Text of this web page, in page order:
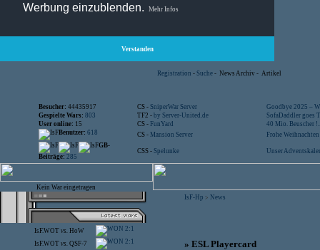
Werbung einzublenden.
Mehr Infos
Verstanden
Registration - Suche - News Archiv - Artikel
Besucher: 44435917 CS - SniperWar Server
Goodbye 2025 –
Gespielte Wars: 803 TF2 - by Server-United.de
SofaDaddler goes
User online: 15 CS - FunYard
40 Mio. Beuscher
Benutzer: 618 CS - Mansion Server
Frohe
GB-
Beiträge: 285
CSS - Spelunke Unser
Kein War eingetragen
IsF.WOT vs. HoW 2:1
IsF.WOT vs. QSF-7 2:1
IsF-Hp > News
» ESL Playercard